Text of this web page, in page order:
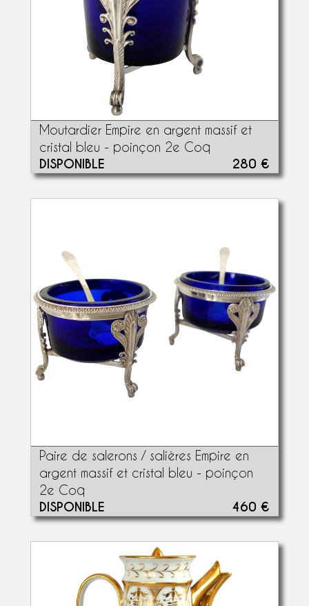
Moutardier Empire en argent massif et
cristal bleu - poinçon 2e Coq
DISPONIBLE 280 €
Paire de salerons / salières Empire en
argent massif et cristal bleu - poinçon
2e Coq
DISPONIBLE 460 €